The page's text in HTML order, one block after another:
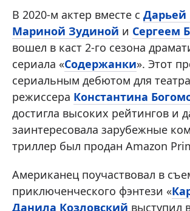
В 2020-м актер вместе с Дарьей
Мариной Зудиной и Сергеем
вошел в каст 2-го сезона
сериала «Содержанки». Этот
сериальным дебютом для
режиссера Константина
достигла высоких рейтингов и
заинтересовала зарубежные
триллер был продан Amazon
Американец поучаствовал в
приключенческого фэнтези «
Данила Козловский выступил